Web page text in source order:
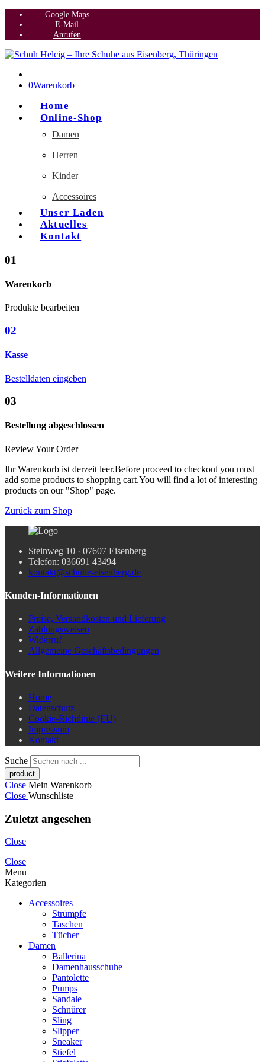
Google Maps
E-Mail
Anrufen
0Warenkorb
Home
Online-Shop
Damen
Herren
Kinder
Accessoires
Unser Laden
Aktuelles
Kontakt
01
Warenkorb
Produkte bearbeiten
02
Kasse
Bestelldaten eingeben
03
Bestellung abgeschlossen
Review Your Order
Ihr Warenkorb ist derzeit leer.Before proceed to checkout you must
add some products to shopping cart.You will find a lot of interesting
products on our "Shop" page.
Zurück zum Shop
Steinweg 10 · 07607 Eisenberg
Telefon: 036691 43494
kontakt@schuhe-eisenberg.de
Kunden-Informationen
Preise, Versandkosten und Lieferung
Zahlungsweisen
Widerruf
Allgemeine Geschäftsbedingungen
Weitere Informationen
Home
Datenschutz
Cookie-Richtlinie (EU)
Impressum
Kontakt
Suche
Close Mein Warenkorb
Close Wunschliste
Zuletzt angesehen
Close
Close
Menu
Kategorien
Accessoires
Strümpfe
Taschen
Tücher
Damen
Ballerina
Damenhausschuhe
Pantolette
Pumps
Sandale
Schnürer
Sling
Slipper
Sneaker
Stiefel